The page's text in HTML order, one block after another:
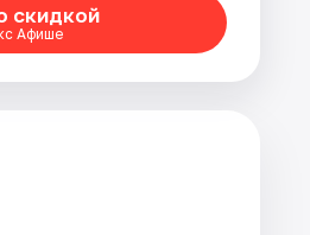
скидкой
Афише